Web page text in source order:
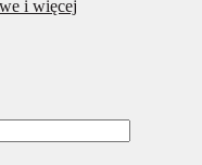
i więcej